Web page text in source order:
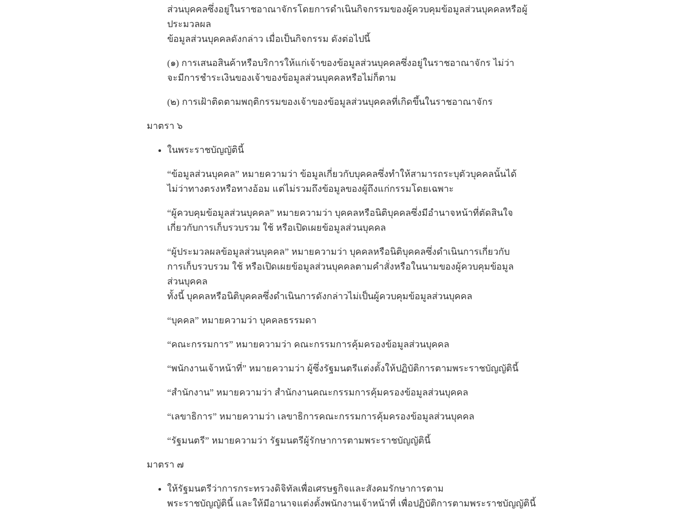
ส่วนบุคคลซึ่งอยู่ในราชอาณาจักรโดยการดำเนินกิจกรรมของผู้ควบคุมข้อมูลส่วนบุคคลหรือผู้
ประมวลผล
ข้อมูลส่วนบุคคลดังกล่าว เมื่อเป็นกิจกรรม ดังต่อไปนี้
(๑) การเสนอสินค้าหรือบริการให้แก่เจ้าของข้อมูลส่วนบุคคลซึ่งอยู่ในราชอาณาจักร ไม่ว่า
จะมีการชำระเงินของเจ้าของข้อมูลส่วนบุคคลหรือไม่ก็ตาม
(๒) การเฝ้าติดตามพฤติกรรมของเจ้าของข้อมูลส่วนบุคคลที่เกิดขึ้นในราชอาณาจักร
มาตรา ๖
ในพระราชบัญญัตินี้
“ข้อมูลส่วนบุคคล” หมายความว่า ข้อมูลเกี่ยวกับบุคคลซึ่งทำให้สามารถระบุตัวบุคคลนั้นได้
ไม่ว่าทางตรงหรือทางอ้อม แต่ไม่รวมถึงข้อมูลของผู้ถึงแก่กรรมโดยเฉพาะ
“ผู้ควบคุมข้อมูลส่วนบุคคล” หมายความว่า บุคคลหรือนิติบุคคลซึ่งมีอำนาจหน้าที่ตัดสินใจ
เกี่ยวกับการเก็บรวบรวม ใช้ หรือเปิดเผยข้อมูลส่วนบุคคล
“ผู้ประมวลผลข้อมูลส่วนบุคคล” หมายความว่า บุคคลหรือนิติบุคคลซึ่งดำเนินการเกี่ยวกับ
การเก็บรวบรวม ใช้ หรือเปิดเผยข้อมูลส่วนบุคคลตามคำสั่งหรือในนามของผู้ควบคุมข้อมูล
ส่วนบุคคล
ทั้งนี้ บุคคลหรือนิติบุคคลซึ่งดำเนินการดังกล่าวไม่เป็นผู้ควบคุมข้อมูลส่วนบุคคล
“บุคคล” หมายความว่า บุคคลธรรมดา
“คณะกรรมการ” หมายความว่า คณะกรรมการคุ้มครองข้อมูลส่วนบุคคล
“พนักงานเจ้าหน้าที่” หมายความว่า ผู้ซึ่งรัฐมนตรีแต่งตั้งให้ปฏิบัติการตามพระราชบัญญัตินี้
“สำนักงาน” หมายความว่า สำนักงานคณะกรรมการคุ้มครองข้อมูลส่วนบุคคล
“เลขาธิการ” หมายความว่า เลขาธิการคณะกรรมการคุ้มครองข้อมูลส่วนบุคคล
“รัฐมนตรี” หมายความว่า รัฐมนตรีผู้รักษาการตามพระราชบัญญัตินี้
มาตรา ๗
ให้รัฐมนตรีว่าการกระทรวงดิจิทัลเพื่อเศรษฐกิจและสังคมรักษาการตาม
พระราชบัญญัตินี้ และให้มีอานาจแต่งตั้งพนักงานเจ้าหน้าที่ เพื่อปฏิบัติการตามพระราชบัญญัตินี้